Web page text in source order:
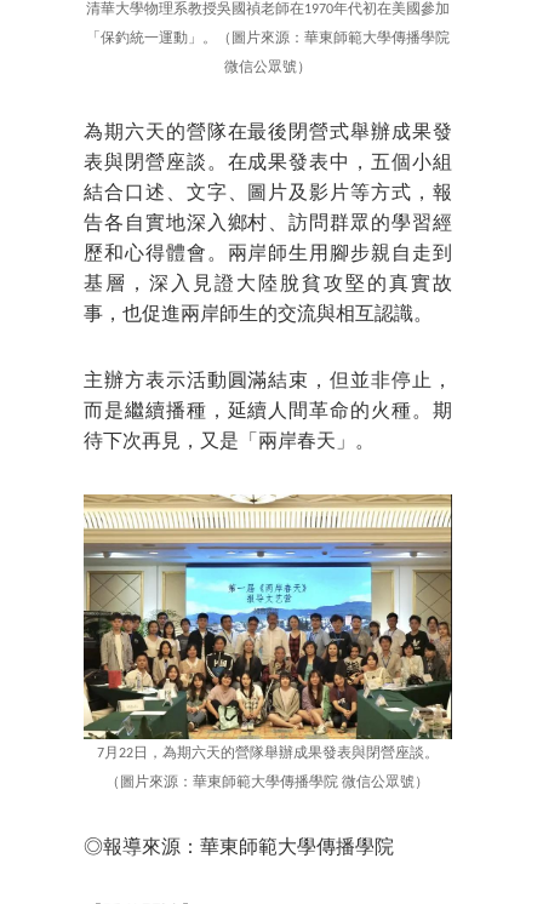
清華大學物理系教授吳國禎老師在1970年代初在美國參加
「保釣統一運動」。（圖片來源：華東師範大學傳播學院
微信公眾號）
為期六天的營隊在最後閉營式舉辦成果發
表與閉營座談。在成果發表中，五個小組
結合口述、文字、圖片及影片等方式，報
告各自實地深入鄉村、訪問群眾的學習經
歷和心得體會。兩岸師生用腳步親自走到
基層，深入見證大陸脫貧攻堅的真實故
事，也促進兩岸師生的交流與相互認識。
主辦方表示活動圓滿結束，但並非停止，
而是繼續播種，延續人間革命的火種。期
待下次再見，又是「兩岸春天」。
7月22日，為期六天的營隊舉辦成果發表與閉營座談。
（圖片來源：華東師範大學傳播學院 微信公眾號）
◎報導來源：華東師範大學傳播學院